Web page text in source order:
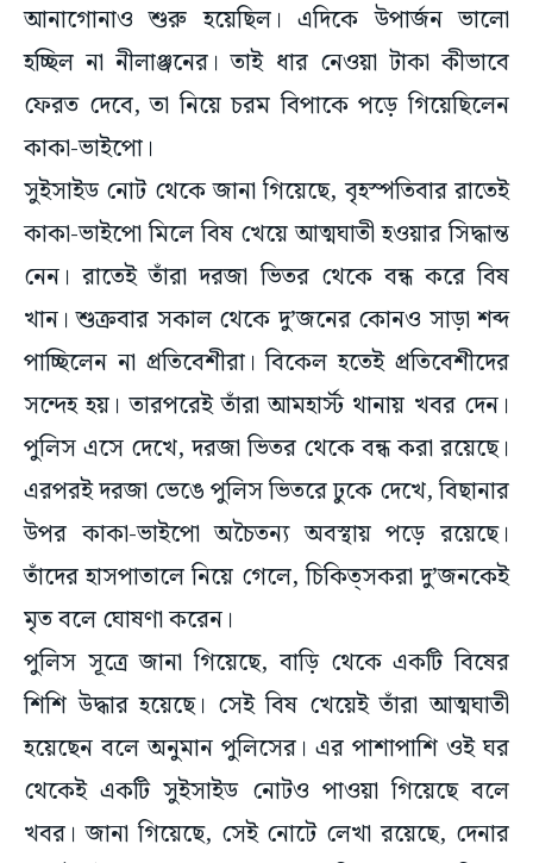
আনাগোনাও শুরু হয়েছিল। এদিকে উপার্জন ভালো
হচ্ছিল না নীলাঞ্জনের। তাই ধার নেওয়া টাকা কীভাবে
ফেরত দেবে, তা নিয়ে চরম বিপাকে পড়ে গিয়েছিলেন
কাকা-ভাইপো।
সুইসাইড নোট থেকে জানা গিয়েছে, বৃহস্পতিবার রাতেই
কাকা-ভাইপো মিলে বিষ খেয়ে আত্মঘাতী হওয়ার সিদ্ধান্ত
নেন। রাতেই তাঁরা দরজা ভিতর থেকে বন্ধ করে বিষ
খান। শুক্রবার সকাল থেকে দু’জনের কোনও সাড়া শব্দ
পাচ্ছিলেন না প্রতিবেশীরা। বিকেল হতেই প্রতিবেশীদের
সন্দেহ হয়। তারপরেই তাঁরা আমহার্স্ট থানায় খবর দেন।
পুলিস এসে দেখে, দরজা ভিতর থেকে বন্ধ করা রয়েছে।
এরপরই দরজা ভেঙে পুলিস ভিতরে ঢুকে দেখে, বিছানার
উপর কাকা-ভাইপো অচৈতন্য অবস্থায় পড়ে রয়েছে।
তাঁদের হাসপাতালে নিয়ে গেলে, চিকিত্সকরা দু’জনকেই
মৃত বলে ঘোষণা করেন।
পুলিস সূত্রে জানা গিয়েছে, বাড়ি থেকে একটি বিষের
শিশি উদ্ধার হয়েছে। সেই বিষ খেয়েই তাঁরা আত্মঘাতী
হয়েছেন বলে অনুমান পুলিসের। এর পাশাপাশি ওই ঘর
থেকেই একটি সুইসাইড নোটও পাওয়া গিয়েছে বলে
খবর। জানা গিয়েছে, সেই নোটে লেখা রয়েছে, দেনার